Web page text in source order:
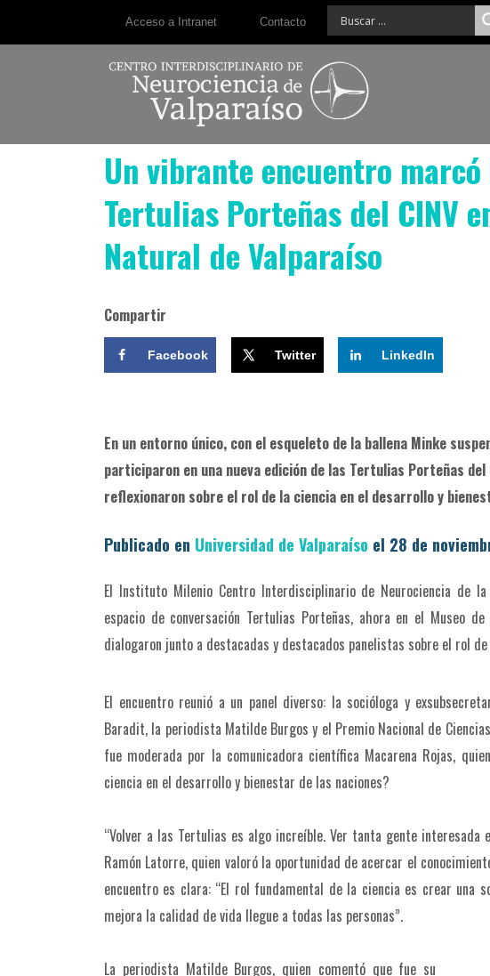
Acceso a Intranet Contacto
Un vibrante encuentro
Tertulias Porteñas del CINV
Natural de Valparaíso
Compartir
Facebook Twitter LinkedIn
En un entorno único, con el esqueleto de la ballena Minke
participaron en una nueva edición de las Tertulias Porteñas
reflexionaron sobre el rol de la ciencia en el desarrollo y
Publicado en Universidad de Valparaíso el 28 de
El Instituto Milenio Centro Interdisciplinario de Neurociencia de
espacio de conversación Tertulias Porteñas, ahora en el Museo
dialogaron junto a destacadas y destacados panelistas sobre el rol
El encuentro reunió a un panel diverso: la socióloga y
Baradit, la periodista Matilde Burgos y el Premio Nacional de
fue moderada por la comunicadora científica Macarena Rojas,
ciencia en el desarrollo y bienestar de las naciones?
“Volver a las Tertulias es algo increíble. Ver tanta gente
Ramón Latorre, quien valoró la oportunidad de acercar el
encuentro es clara: “El rol fundamental de la ciencia es crear una
mejora la calidad de vida llegue a todas las personas”.
La periodista Matilde Burgos, quien comentó que fue su